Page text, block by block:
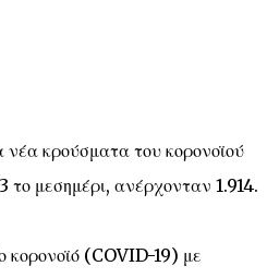
κρούσματα του κορονοϊού
μεσημέρι, ανέρχονταν 1.914.
κορονοϊό (COVID-19) με